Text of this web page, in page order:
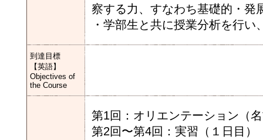
察する力、すなわち基礎的・発
・学部生と共に授業分析を行
到達目標
【英語】
Objectives of
the Course
第1回：オリエンテーション（
第2回〜第4回：実習（１日目）